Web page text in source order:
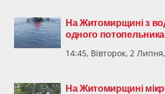
На Житомирщині з
одного потопельника
14:45, Вівторок, 2
На Житомирщині